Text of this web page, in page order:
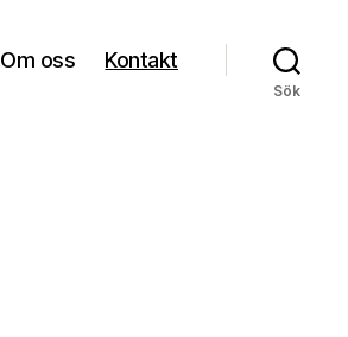
Om oss Kontakt
Sök